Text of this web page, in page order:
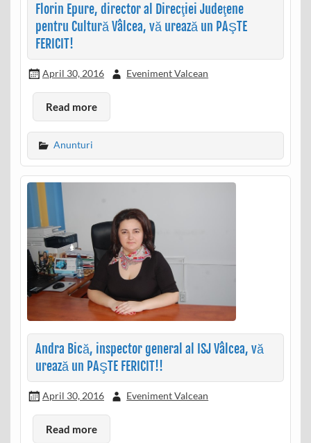
Florin Epure, director al Direcţiei Judeţene
pentru Cultură Vâlcea, vă urează un PAŞTE
FERICIT!
April 30, 2016 Eveniment Valcean
Read more
Anunturi
Andra Bică, inspector general al ISJ Vâlcea, vă
urează un PAŞTE FERICIT!!
April 30, 2016 Eveniment Valcean
Read more